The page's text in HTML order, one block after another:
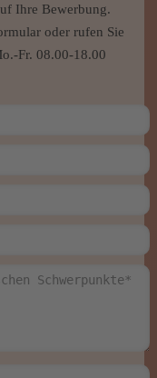
Ihre Bewerbung.
oder rufen Sie
Fr. 08.00-18.00